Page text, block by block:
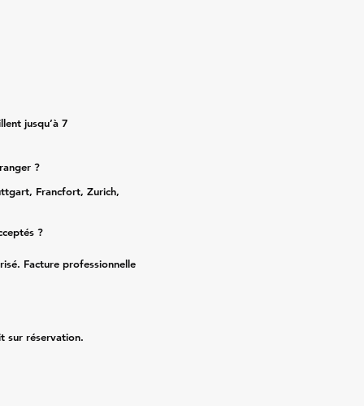
jusqu’à 7
?
Francfort, Zurich,
?
Facture professionnelle
sur réservation.